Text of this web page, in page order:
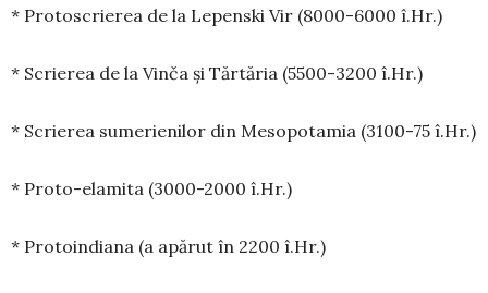
* Protoscrierea de la Lepenski Vir (8000-6000 î.Hr.)
* Scrierea de la Vinča şi Tărtăria (5500-3200 î.Hr.)
* Scrierea sumerienilor din Mesopotamia (3100-75 î.Hr.)
* Proto-elamita (3000-2000 î.Hr.)
* Protoindiana (a apărut în 2200 î.Hr.)